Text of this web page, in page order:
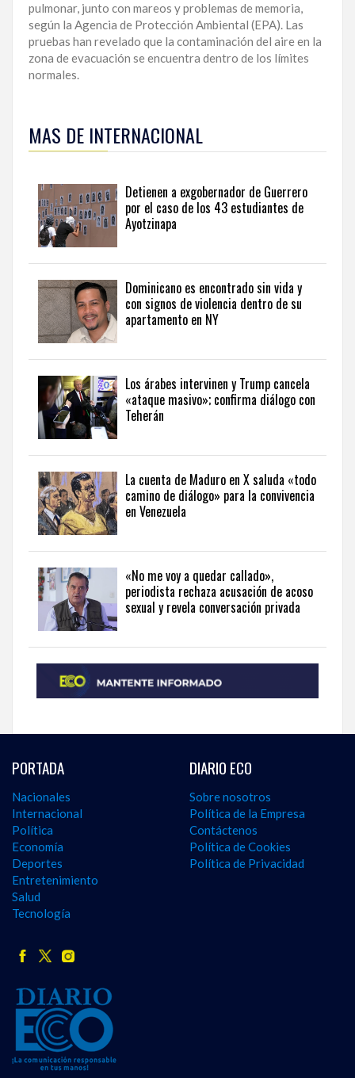
pulmonar, junto con mareos y problemas de memoria,
según la Agencia de Protección Ambiental (EPA). Las
pruebas han revelado que la contaminación del aire en la
zona de evacuación se encuentra dentro de los límites
normales.
los
acontecimientos
impactan
República
Dominicana
a
través
de
independent
Dominican
English.
MAS DE INTERNACIONAL
Detienen a exgobernador de Guerrero
por el caso de los 43 estudiantes de
Ayotzinapa
Dominicano es encontrado sin vida y
con signos de violencia dentro de su
apartamento en NY
Los árabes intervinen y Trump cancela
«ataque masivo»; confirma diálogo con
Teherán
La cuenta de Maduro en X saluda «todo
camino de diálogo» para la convivencia
en Venezuela
«No me voy a quedar callado»,
periodista rechaza acusación de acoso
sexual y revela conversación privada
PORTADA
Nacionales
Internacional
Política
Economía
Deportes
Entretenimiento
Salud
Tecnología
DIARIO ECO
Sobre nosotros
Política de la Empresa
Contáctenos
Política de Cookies
Política de Privacidad